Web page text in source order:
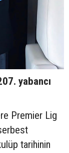
yabancı
Premier Lig
tarihinin